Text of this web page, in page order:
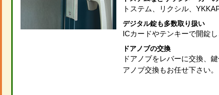
トステム、リクシル、
デジタル錠も多数取り扱い
ICカードやテンキーで開錠
ドアノブの交換
ドアノブをレバーに交換、
アノブ交換もお任せ下さい。